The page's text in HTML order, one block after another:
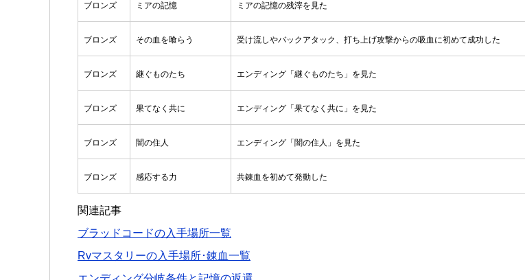
ブロンズ ミアの記憶 ミアの記憶の残滓を見た
ブロンズ その血を喰らう 受け流しやバックアタック、打ち上げ攻撃からの吸血に初めて成功した
ブロンズ 継ぐものたち エンディング「継ぐものたち」を見た
ブロンズ 果てなく共に エンディング「果てなく共に」を見た
ブロンズ 闇の住人 エンディング「闇の住人」を見た
ブロンズ 感応する力 共錬血を初めて発動した
関連記事
ブラッドコードの入手場所一覧
Rvマスタリーの入手場所･錬血一覧